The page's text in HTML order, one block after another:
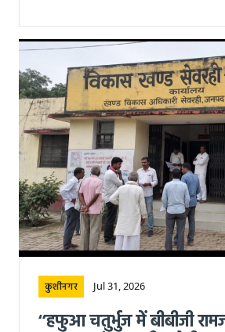
कुशीनगर Jul 31, 2026
“हफुआ चतुर्भुज में बीबीजी